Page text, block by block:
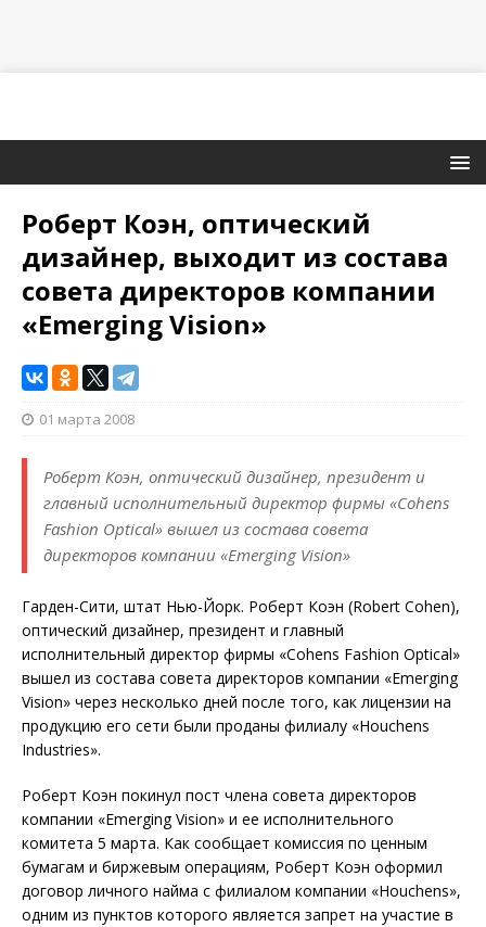
Роберт Коэн, оптический
дизайнер, выходит из состава
совета директоров компании
«Emerging Vision»
01 марта 2008
Роберт Коэн, оптический дизайнер, президент и
главный исполнительный директор фирмы «Cohens
Fashion Optical» вышел из состава совета
директоров компании «Emerging Vision»
Гарден-Сити, штат Нью-Йорк. Роберт Коэн (Robert Cohen),
оптический дизайнер, президент и главный
исполнительный директор фирмы «Cohens Fashion Optical»
вышел из состава совета директоров компании «Emerging
Vision» через несколько дней после того, как лицензии на
продукцию его сети были проданы филиалу «Houchens
Industries».
Роберт Коэн покинул пост члена совета директоров
компании «Emerging Vision» и ее исполнительного
комитета 5 марта. Как сообщает комиссия по ценным
бумагам и биржевым операциям, Роберт Коэн оформил
договор личного найма с филиалом компании «Houchens»,
одним из пунктов которого является запрет на участие в